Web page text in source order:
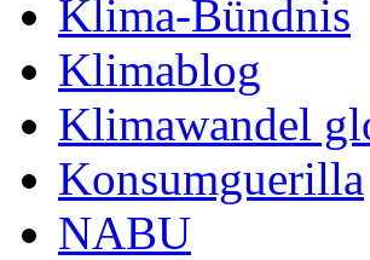
Klima-Bündnis
Klimablog
Klimawandel
Konsumguerilla
NABU